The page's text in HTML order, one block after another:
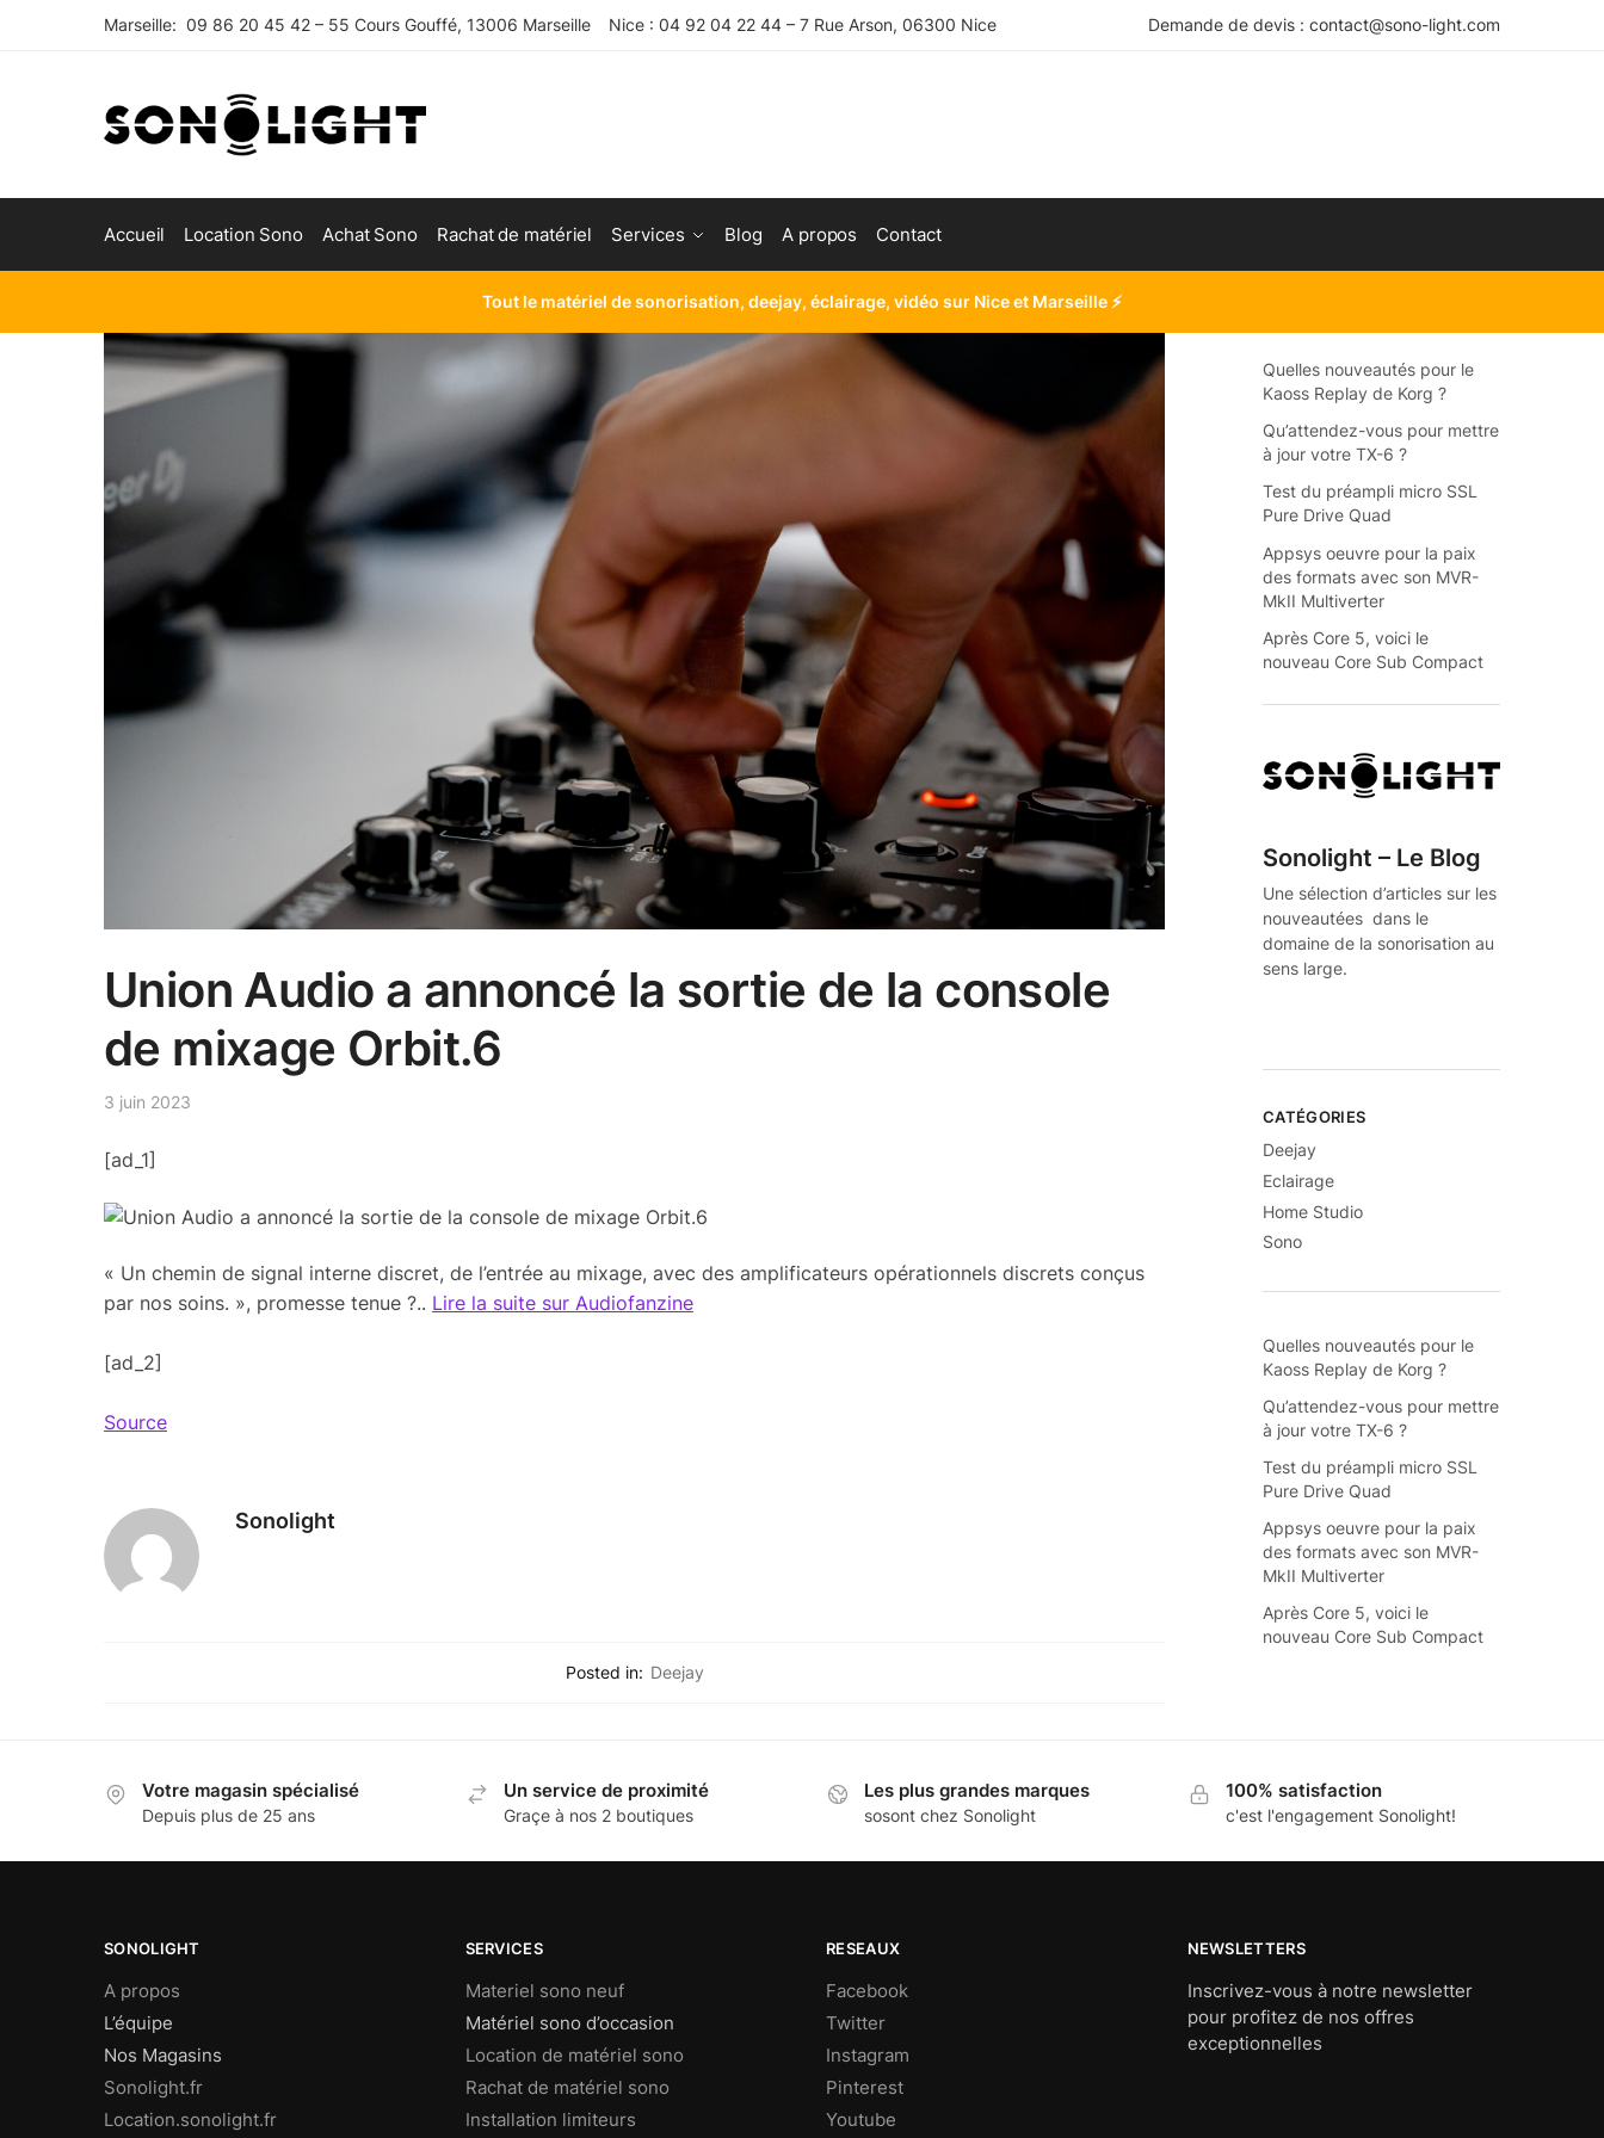
Marseille: 09 86 20 45 42 – 55 Cours Gouffé, 13006 Marseille Nice : 04 92 04 22 44 – 7 Rue Arson, 06300 Nice Demande de devis : contact@sono-light.com
Accueil Location Sono Achat Sono Rachat de matériel Services Blog A propos Contact
Tout le matériel de sonorisation, deejay, éclairage, vidéo sur Nice et Marseille ⚡
Union Audio a annoncé la sortie de la console
de mixage Orbit.6
3 juin 2023
[ad_1]
« Un chemin de signal interne discret, de l’entrée au mixage, avec des amplificateurs opérationnels discrets conçus
par nos soins. », promesse tenue ?.. Lire la suite sur Audiofanzine
[ad_2]
Source
Sonolight
Posted in: Deejay
Quelles nouveautés pour le
Kaoss Replay de Korg ?
Qu’attendez-vous pour mettre
à jour votre TX-6 ?
Test du préampli micro SSL
Pure Drive Quad
Appsys oeuvre pour la paix
des formats avec son MVR-
MkII Multiverter
Après Core 5, voici le
nouveau Core Sub Compact
Sonolight – Le Blog
Une sélection d’articles sur les
nouveautées dans le
domaine de la sonorisation au
sens large.
CATÉGORIES
Deejay
Eclairage
Home Studio
Sono
Quelles nouveautés pour le
Kaoss Replay de Korg ?
Qu’attendez-vous pour mettre
à jour votre TX-6 ?
Test du préampli micro SSL
Pure Drive Quad
Appsys oeuvre pour la paix
des formats avec son MVR-
MkII Multiverter
Après Core 5, voici le
nouveau Core Sub Compact
Votre magasin spécialisé
Depuis plus de 25 ans
Un service de proximité
Graçe à nos 2 boutiques
Les plus grandes marques
sosont chez Sonolight
100% satisfaction
c'est l'engagement Sonolight!
SONOLIGHT
A propos
L’équipe
Nos Magasins
Sonolight.fr
Location.sonolight.fr
SERVICES
Materiel sono neuf
Matériel sono d’occasion
Location de matériel sono
Rachat de matériel sono
Installation limiteurs
RESEAUX
Facebook
Twitter
Instagram
Pinterest
Youtube
NEWSLETTERS
Inscrivez-vous à notre newsletter
pour profitez de nos offres
exceptionnelles